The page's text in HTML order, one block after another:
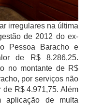
irregulares na última
de 2012 do ex-
Pessoa Baracho e
de R$ 8.286,25.
no montante de R$
por serviços não
de R$ 4.971,75. Além
aplicação de multa